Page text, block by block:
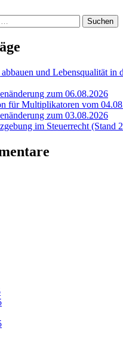
und Lebensqualität in
zum 06.08.2026
für Multiplikatoren vom
zum 03.08.2026
im Steuerrecht (Stand